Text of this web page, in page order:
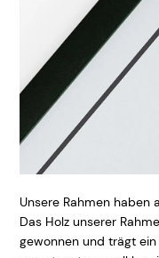
Unsere Rahmen haben
Das Holz unserer
gewonnen und trägt ein